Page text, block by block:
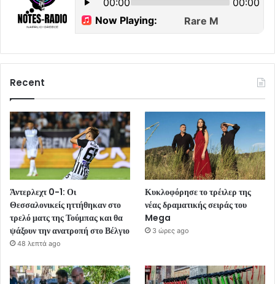
Recent
Άντερλεχτ 0-1: Οι
Θεσσαλονικείς ηττήθηκαν στο
τρελό ματς της Τούμπας και θα
ψάξουν την ανατροπή στο Βέλγιο
48 λεπτά ago
Κυκλοφόρησε το τρέιλερ της
νέας δραματικής σειράς του
Mega
3 ώρες ago